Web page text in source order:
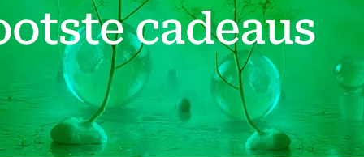
cadeaus